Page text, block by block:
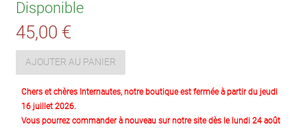
Disponible
45,00 €
AJOUTER AU PANIER
Chers et chères Internautes, notre boutique est fermée à partir du jeudi
16 juillet 2026.
Vous pourrez commander à nouveau sur notre site dès le lundi 24 août